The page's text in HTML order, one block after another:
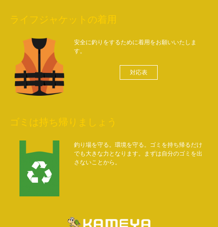
ライフジャケットの着用
安全に釣りをするために着用をお願いいたしま
す。
対応表
ゴミは持ち帰りましょう
釣り場を守る。環境を守る。ゴミを持ち帰るだけ
でも大きな力となります。まずは自分のゴミを出
さないことから。